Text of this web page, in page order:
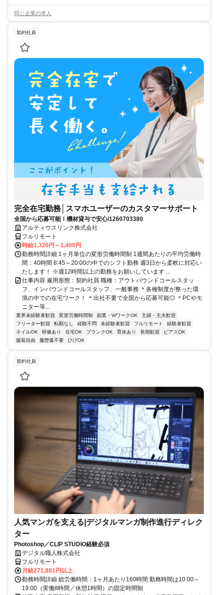
同じ企業の求人
契約社員
完全在宅勤務│スマホユーザーのカスタマーサポート
全国から応募可能！機材貸与で安心/1260703380
アルティウスリンク株式会社
フルリモート
時給1,320円～1,400円
勤務時間詳細 1ヶ月単位の変形労働時間制 1週間あたりの平均労働時
間：40時間 8:45～20:00の中でのシフト勤務 週3日から柔軟に対応い
たします！ ※週12時間以上の勤務をお願いしています ...
仕事内容 雇用形態：契約社員 職種：アウトバウンドコールスタッ
フ、インバウンドコールスタッフ、一般事務 ＊各種制度が整った環
境の中での在宅ワーク！ ＊出社不要で全国から応募可能◎ ＊PCやモ
ニター等...
業界未経験者歓迎 変形労働時間制 副業・WワークOK
主婦・主夫歓迎
フリーター歓迎
転勤なし 経験不問 未経験者歓迎 フルリモート
経験者歓迎
ネイルOK
研修あり 在宅OK ブランクOK 育休あり 長期歓迎
ピアスOK
服装自由
履歴書不要 ひげOK
契約社員
人気マンガを支える|デジタルマンガ制作進行ディレク
ター
Photoshop／CLIP STUDIO経験必須
デジタル職人株式会社
フルリモート
月給271,881円以上
勤務時間詳細 総労働時間：1ヶ月あたり160時間 勤務時間は10:00～
19:00（実働8時間／休憩1時間）の固定時間制